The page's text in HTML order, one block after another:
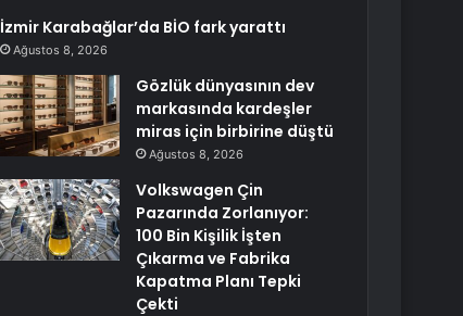
İzmir Karabağlar’da BİO fark yarattı
Ağustos 8, 2026
Gözlük dünyasının dev
markasında kardeşler
miras için birbirine düştü
Ağustos 8, 2026
Volkswagen Çin
Pazarında Zorlanıyor:
100 Bin Kişilik İşten
Çıkarma ve Fabrika
Kapatma Planı Tepki
Çekti